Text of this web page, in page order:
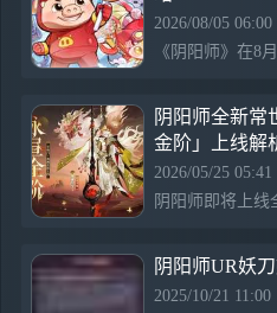
2026/08/05 06:00
阴阳师全新常
金阶」上线解
2026/05/25 05:41
阴阳师UR妖
2025/10/21 11:00